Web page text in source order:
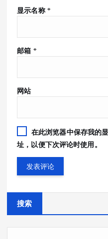
显示名称 *
邮箱 *
网站
在此浏览器中保存我的
址，以便下次评论时使用。
搜索